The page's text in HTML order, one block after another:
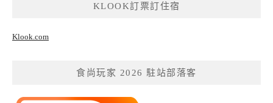
KLOOK訂票訂住宿
Klook.com
食尚玩家 2026 駐站部落客